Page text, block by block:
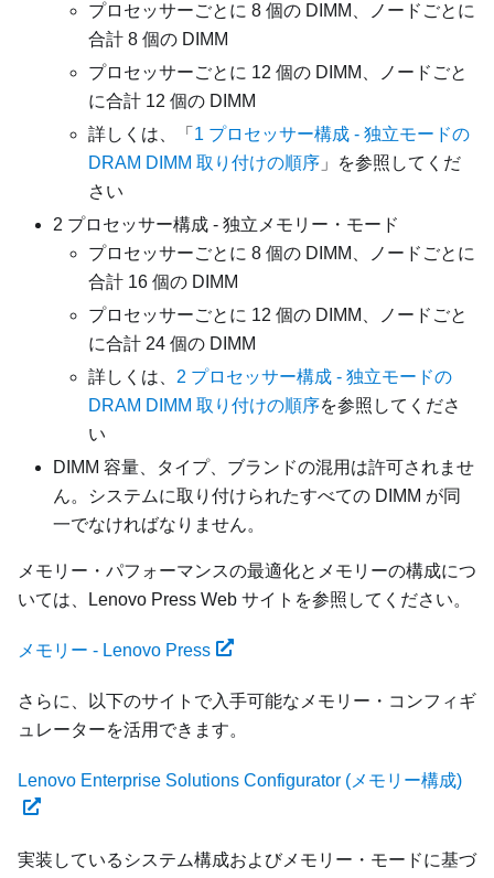
プロセッサーごとに 8 個の DIMM、ノードごとに
合計 8 個の DIMM
プロセッサーごとに 12 個の DIMM、ノードごと
に合計 12 個の DIMM
詳しくは、「 1 プロセッサー構成 - 独立モードの
DRAM DIMM 取り付けの順序 」を参照してくだ
さい
2 プロセッサー構成 - 独立メモリー・モード
プロセッサーごとに 8 個の DIMM、ノードごとに
合計 16 個の DIMM
プロセッサーごとに 12 個の DIMM、ノードごと
に合計 24 個の DIMM
詳しくは、 2 プロセッサー構成 - 独立モードの
DRAM DIMM 取り付けの順序を参照してくださ
い
DIMM 容量、タイプ、ブランドの混用は許可されませ
ん。システムに取り付けられたすべての DIMM が同
一でなければなりません。
メモリー・パフォーマンスの最適化とメモリーの構成につ
いては、Lenovo Press Web サイトを参照してください。
メモリー - Lenovo Press
さらに、以下のサイトで入手可能なメモリー・コンフィギ
ュレーターを活用できます。
Lenovo Enterprise Solutions Configurator (メモリー構成)
実装しているシステム構成およびメモリー・モードに基づ